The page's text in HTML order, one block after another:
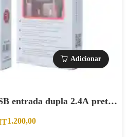
Adicionar
entrada dupla 2.4A preto.
(CE)
1.200,00